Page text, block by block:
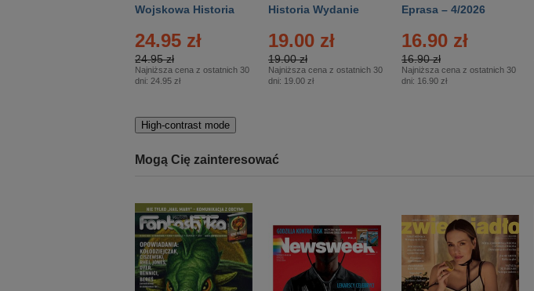
Wojskowa Historia
24.95 zł
24.95 zł
Najniższa cena z ostatnich 30
dni: 24.95 zł
Historia Wydanie
– 2/2026
19.00 zł
19.00 zł
Najniższa cena z ostatnich 30
dni: 19.00 zł
Eprasa – 4/2026
16.90 zł
16.90 zł
Najniższa cena z ostatnich 30
dni: 16.90 zł
High-contrast mode
Mogą Cię zainteresować